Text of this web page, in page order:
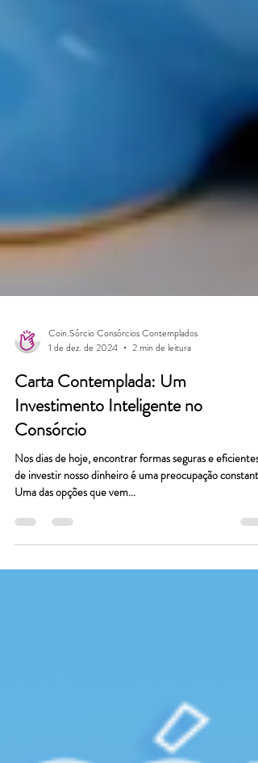
Coin.Sórcio Consórcios Contemplados
1 de dez. de 2024
2 min de leitura
Carta Contemplada: Um
Investimento Inteligente no
Consórcio
de investir nosso dinheiro é uma preocupação constante.
Uma das opções que vem...